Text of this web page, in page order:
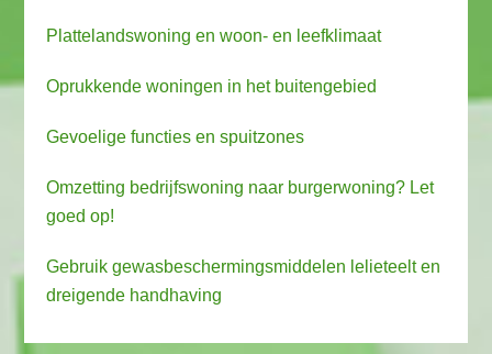
Plattelandswoning en woon- en leefklimaat
Oprukkende woningen in het buitengebied
Gevoelige functies en spuitzones
Omzetting bedrijfswoning naar burgerwoning? Let
goed op!
Gebruik gewasbeschermingsmiddelen lelieteelt en
dreigende handhaving